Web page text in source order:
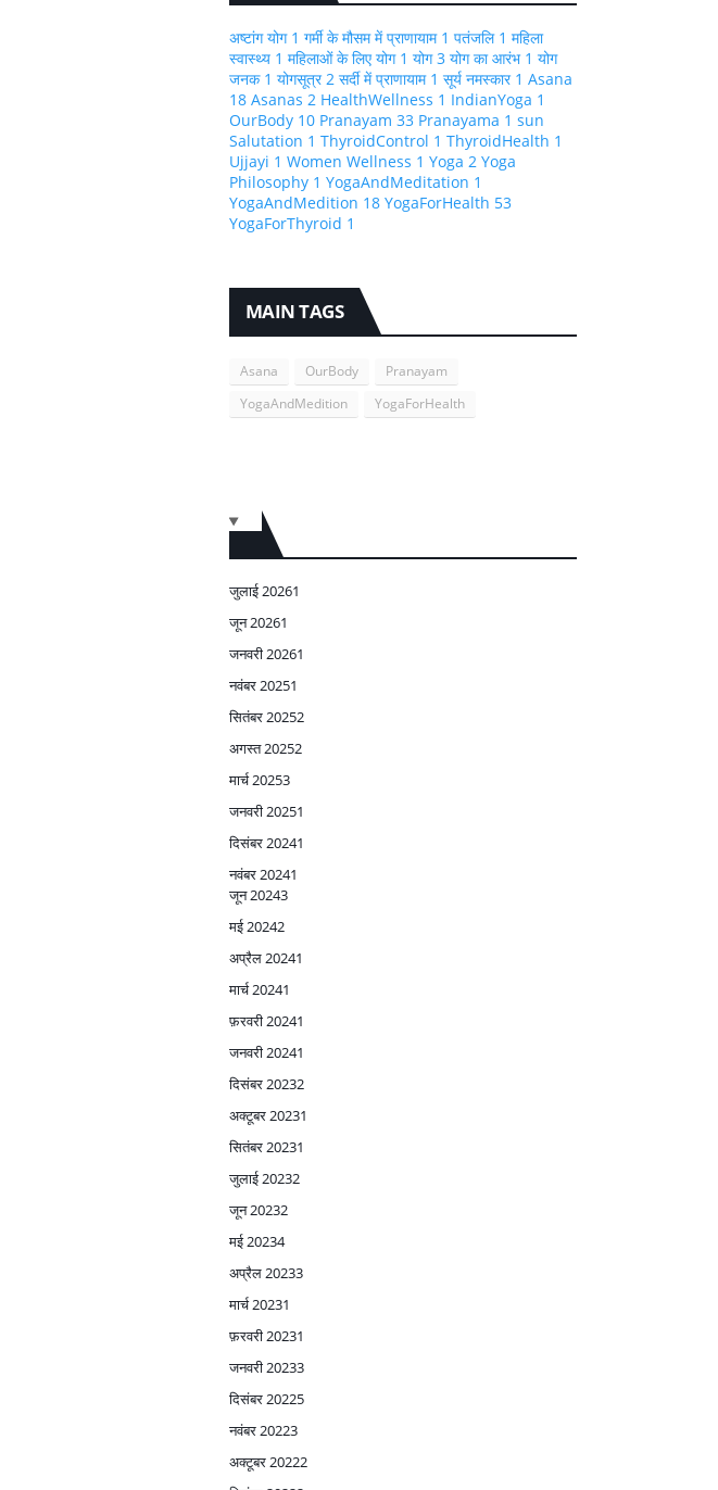
अष्टांग योग 1 गर्मी के मौसम में प्राणायाम 1 पतंजलि 1 महिला
स्वास्थ्य 1 महिलाओं के लिए योग 1 योग3 योग का आरंभ 1 योग
जनक 1 योगसूत्र2 सर्दी में प्राणायाम 1 सूर्य नमस्कार 1 Asana
18 Asanas 2 HealthWellness 1 IndianYoga 1
OurBody 10 Pranayam 33 Pranayama 1 sun
Salutation 1 ThyroidControl 1 ThyroidHealth 1
Ujjayi 1 Women Wellness 1 Yoga 2 Yoga
Philosophy 1 YogaAndMeditation 1
YogaAndMedition 18 YogaForHealth 53
YogaForThyroid 1
MAIN TAGS
Asana OurBody
Pranayam
YogaAndMedition
YogaForHealth
जुलाई 20261
जून 20261
जनवरी 20261
नवंबर 20251
सितंबर 20252
अगस्त 20252
मार्च 20253
जनवरी 20251
दिसंबर 20241
नवंबर 20241
जून 20243
मई 20242
अप्रैल 20241
मार्च 20241
फ़रवरी 20241
जनवरी 20241
दिसंबर 20232
अक्टूबर 20231
सितंबर 20231
जुलाई 20232
जून 20232
मई 20234
अप्रैल 20233
मार्च 20231
फ़रवरी 20231
जनवरी 20233
दिसंबर 20225
नवंबर 20223
अक्टूबर 20222